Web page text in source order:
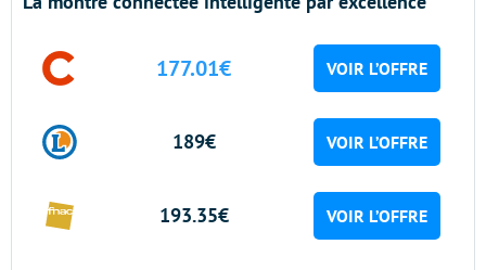
177.01€ VOIR L’OFFRE
189€ VOIR L’OFFRE
193.35€ VOIR L’OFFRE